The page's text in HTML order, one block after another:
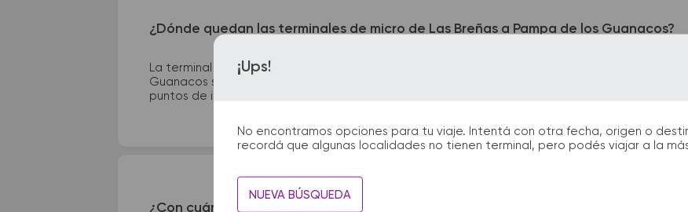
¡Ups!
No encontramos opciones para tu viaje. Intentá con otra fecha, origen o
recordá que algunas localidades no tienen terminal, pero podés viajar a la
NUEVA BÚSQUEDA
¿Dónde quedan las terminales de micro de Las Breñas a Pampa de los Guanacos?
La terminal de ómnibus de Las Breñas queda ubicada en Terminal - Belgrano 1550. La
Guanacos se encuentra en 27 de Abril 126. En las terminales de bus podrás encontrar
puntos de información que te facilitarán la partida y el arribo durante tu viaje.
¿Con cuánta anticipación debo presentarme en la terminal de micros?